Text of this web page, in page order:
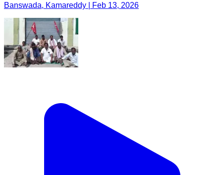
Banswada, Kamareddy | Feb 13, 2026